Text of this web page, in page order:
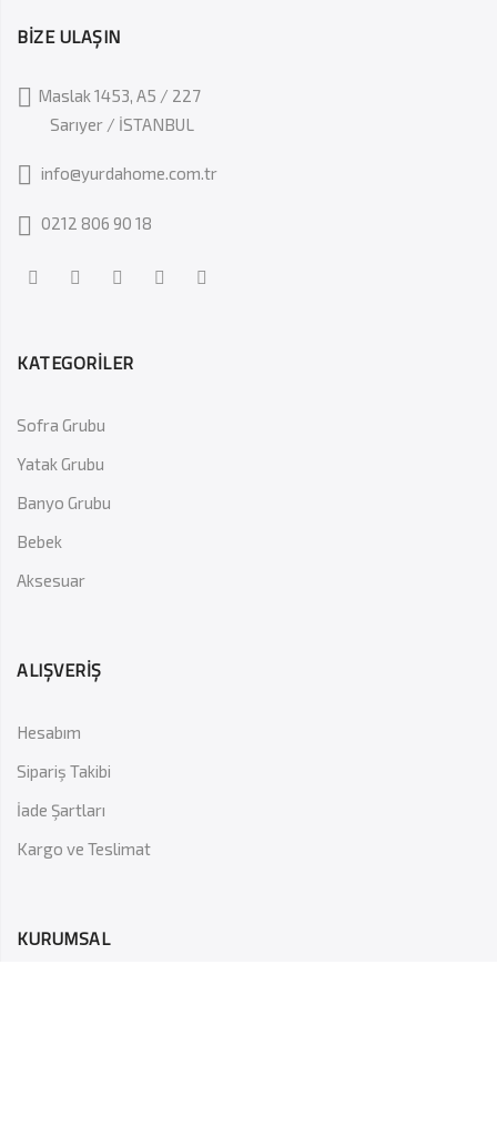
BİZE ULAŞIN
Maslak 1453, A5 / 227
Sarıyer / İSTANBUL
info@yurdahome.com.tr
0212 806 90 18
KATEGORİLER
Sofra Grubu
Yatak Grubu
Banyo Grubu
Bebek
Aksesuar
ALIŞVERİŞ
Hesabım
Sipariş Takibi
İade Şartları
Kargo ve Teslimat
KURUMSAL